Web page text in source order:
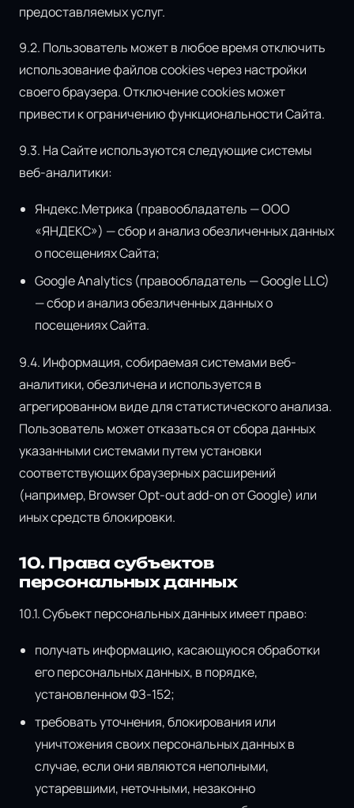
предоставляемых услуг.
9.2. Пользователь может в любое время отключить
использование файлов cookies через настройки
своего браузера. Отключение cookies может
привести к ограничению функциональности Сайта.
9.3. На Сайте используются следующие системы
веб-аналитики:
Яндекс.Метрика (правообладатель — ООО
«ЯНДЕКС») — сбор и анализ обезличенных данных
о посещениях Сайта;
Google Analytics (правообладатель — Google LLC)
— сбор и анализ обезличенных данных о
посещениях Сайта.
9.4. Информация, собираемая системами веб-
аналитики, обезличена и используется в
агрегированном виде для статистического анализа.
Пользователь может отказаться от сбора данных
указанными системами путем установки
соответствующих браузерных расширений
(например, Browser Opt-out add-on от Google) или
иных средств блокировки.
10. Права субъектов
персональных данных
10.1. Субъект персональных данных имеет право:
получать информацию, касающуюся обработки
его персональных данных, в порядке,
установленном ФЗ-152;
требовать уточнения, блокирования или
уничтожения своих персональных данных в
случае, если они являются неполными,
устаревшими, неточными, незаконно